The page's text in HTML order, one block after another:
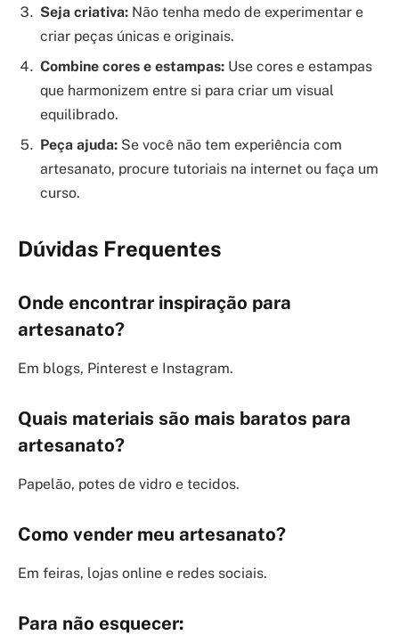
Seja criativa: Não tenha medo de experimentar e
criar peças únicas e originais.
Combine cores e estampas: Use cores e estampas
que harmonizem entre si para criar um visual
equilibrado.
Peça ajuda: Se você não tem experiência com
artesanato, procure tutoriais na internet ou faça um
curso.
Dúvidas Frequentes
Onde encontrar inspiração para
artesanato?
Em blogs, Pinterest e Instagram.
Quais materiais são mais baratos para
artesanato?
Papelão, potes de vidro e tecidos.
Como vender meu artesanato?
Em feiras, lojas online e redes sociais.
Para não esquecer: